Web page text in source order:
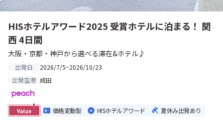
HISホテルアワード2025 受賞ホテルに泊まる！ 関
西 4日間
大阪・京都・神戸から選べる滞在&ホテル♪
出発日
2026/7/5~2026/10/23
出発空港 成田
価格変動型 HISホテルアワード 夏休み出発あり